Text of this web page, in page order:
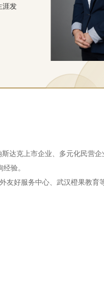
涯发
达克上市企业、多元化民营企
验。
友好服务中心、武汉橙果教育